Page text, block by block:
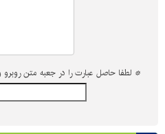
* لطفا حاصل عبارت را در جعبه متن روبرو